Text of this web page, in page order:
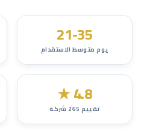
21-35
يوم متوسط الاستقدام
4.8
★
تقييم 265 شركة